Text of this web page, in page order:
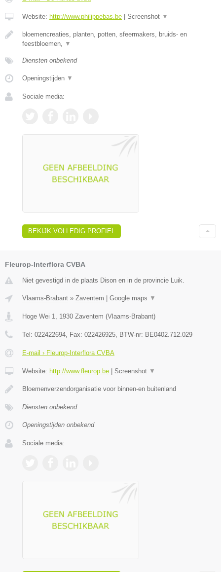
Website: http://www.philippebas.be Screenshot ▼
bloemencreaties, planten, potten, sfeermakers, bruids- en
feestbloemen, ▼
Diensten onbekend
Openingstijden ▼
Sociale media:
BEKIJK VOLLEDIG PROFIEL
Fleurop-Interflora CVBA
Niet gevestigd in de plaats Dison en in de provincie Luik.
Vlaams-Brabant » Zaventem Google maps ▼
Hoge Wei 1, 1930 Zaventem (Vlaams-Brabant)
Tel: 022422694, Fax: 022426925, BTW-nr: BE0402.712.029
E-mail › Fleurop-Interflora CVBA
Website: http://www.fleurop.be Screenshot ▼
Bloemenverzendorganisatie voor binnen-en buitenland
Diensten onbekend
Openingstijden onbekend
Sociale media: